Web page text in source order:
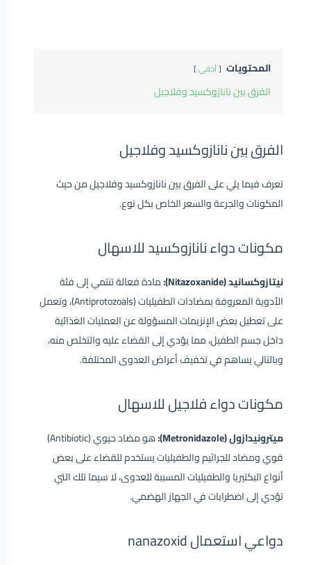
المحتويات أخفي
الفرق بين نانازوكسيد وفلاجيل
الفرق بين نانازوكسيد وفلاجيل
تعرف فيما يلي على الفرق بين نانازوكسيد وفلاجيل من حيث
المكونات والجرعة والسعر الخاص بكل نوع.
مكونات دواء نانازوكسيد للاسهال
نيتازوكسانيد (Nitazoxanide):
مادة فعالة تنتمي إلى فئة
الأدوية المعروفة بمضادات الطفيليات (Antiprotozoals)، وتعمل
على تعطيل بعض الإنزيمات المسؤولة عن العمليات الغذائية
داخل جسم الطفيل، مما يؤدي إلى القضاء عليه والتخلص منه،
وبالتالي يساهم في تخفيف أعراض العدوى المختلفة.
مكونات دواء فلاجيل للاسهال
ميترونيدازول (Metronidazole):
هو مضاد حيوي (Antibiotic)
قوي ومضاد للجراثيم والطفيليات يستخدم للقضاء على بعض
أنواع البكتيريا والطفيليات المسببة للعدوى، لا سيما تلك التي
تؤدي إلى اضطرابات في الجهاز الهضمي.
دواعي استعمال nanazoxid